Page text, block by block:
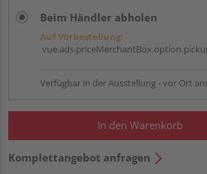
Beim Händler abholen
Auf Vorbestellung:
Verfügbar in der Ausstellung - vor Ort
In den Warenkorb
Komplettangebot anfragen